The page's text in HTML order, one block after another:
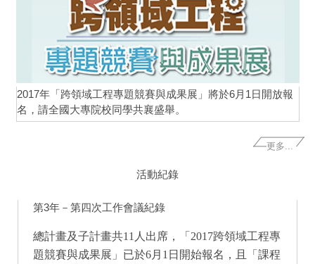
2017年「跨領域工程專題競賽與成果展」將於6月1日開放報
名，請全國大專院校同學共襄盛舉。
更多...
活動紀錄
第3年－第四次工作會議紀錄
總計畫及子計畫共11人出席，「2017跨領域工程專
題競賽與成果展」已於6月1日開始報名，且「課程